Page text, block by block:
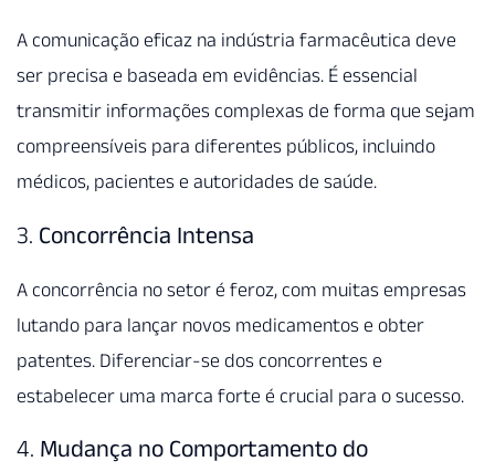
A comunicação eficaz na indústria farmacêutica deve
ser precisa e baseada em evidências. É essencial
transmitir informações complexas de forma que sejam
compreensíveis para diferentes públicos, incluindo
médicos, pacientes e autoridades de saúde.
3. Concorrência Intensa
A concorrência no setor é feroz, com muitas empresas
lutando para lançar novos medicamentos e obter
patentes. Diferenciar-se dos concorrentes e
estabelecer uma marca forte é crucial para o sucesso.
4. Mudança no Comportamento do